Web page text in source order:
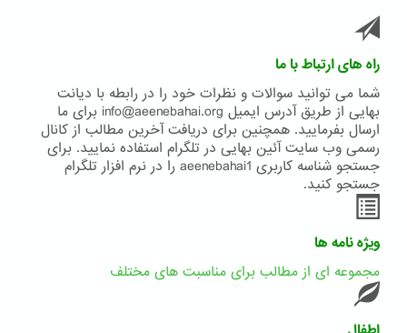
راه های ارتباط با ما
شما می توانید سوالات و نظرات خود را در رابطه با دیانت
بهایی از طریق آدرس ایمیل info@aeenebahai.org برای ما
ارسال بفرمایید. همچنین برای دریافت آخرین مطالب از کانال
رسمی وب سایت آئین بهایی در تلگرام استفاده نمایید. برای
جستجو شناسه کاربری aeenebahai1 را در نرم افزار تلگرام
جستجو کنید.
ویژه نامه ها
مجموعه ای از مطالب برای مناسبت های مختلف